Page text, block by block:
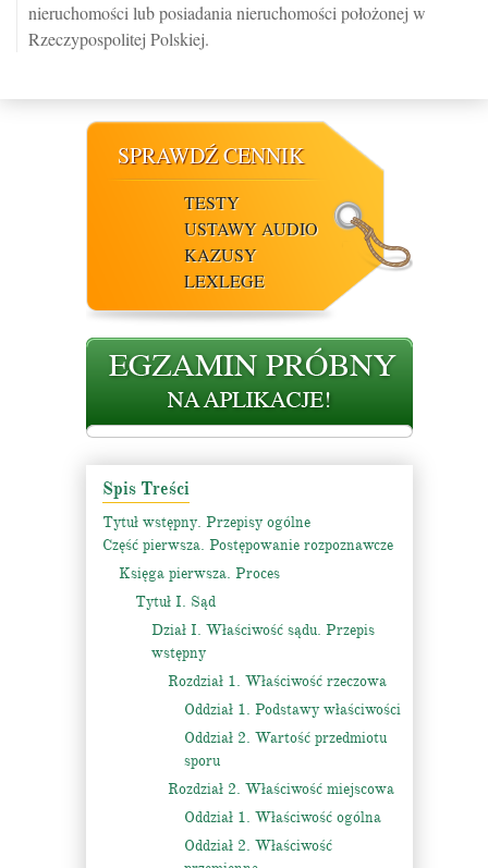
nieruchomości lub posiadania nieruchomości położonej w
Rzeczypospolitej Polskiej.
SPRAWDŹ CENNIK
TESTY
USTAWY AUDIO
KAZUSY
LEXLEGE
Spis Treści
Tytuł wstępny. Przepisy ogólne
Część pierwsza. Postępowanie rozpoznawcze
Księga pierwsza. Proces
Tytuł I. Sąd
Dział I. Właściwość sądu. Przepis
wstępny
Rozdział 1. Właściwość rzeczowa
Oddział 1. Podstawy właściwości
Oddział 2. Wartość przedmiotu
sporu
Rozdział 2. Właściwość miejscowa
Oddział 1. Właściwość ogólna
Oddział 2. Właściwość